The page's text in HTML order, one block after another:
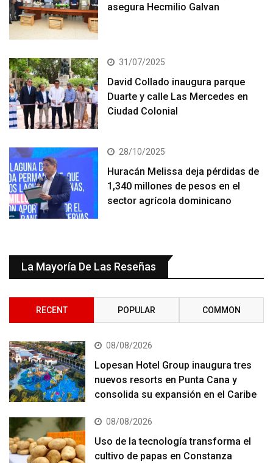
asegura Hecmilio Galvan
31/07/2025
David Collado inaugura parque
Duarte y calle Las Mercedes en
Ciudad Colonial
28/10/2025
Huracán Melissa deja pérdidas de
1,340 millones de pesos en el
sector agrícola dominicano
La Mayoría De Las Reseñas
RECENT POPULAR COMMON
08/08/2026
Lopesan Hotel Group inaugura tres
nuevos resorts en Punta Cana y
consolida su expansión en el Caribe
08/08/2026
Uso de la tecnología transforma el
cultivo de papas en Constanza